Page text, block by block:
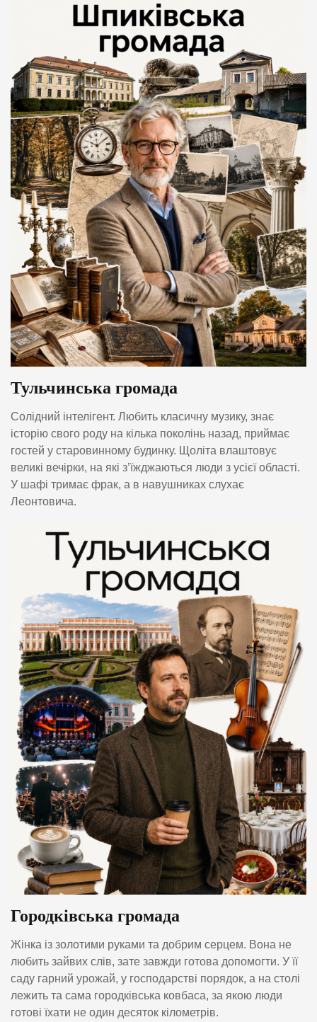
Тульчинська громада
Солідний інтелігент. Любить класичну музику, знає
історію свого роду на кілька поколінь назад, приймає
гостей у старовинному будинку. Щоліта влаштовує
великі вечірки, на які з’їжджаються люди з усієї області.
У шафі тримає фрак, а в навушниках слухає
Леонтовича.
Городківська громада
Жінка із золотими руками та добрим серцем. Вона не
любить зайвих слів, зате завжди готова допомогти. У її
саду гарний урожай, у господарстві порядок, а на столі
лежить та сама городківська ковбаса, за якою люди
готові їхати не один десяток кілометрів.